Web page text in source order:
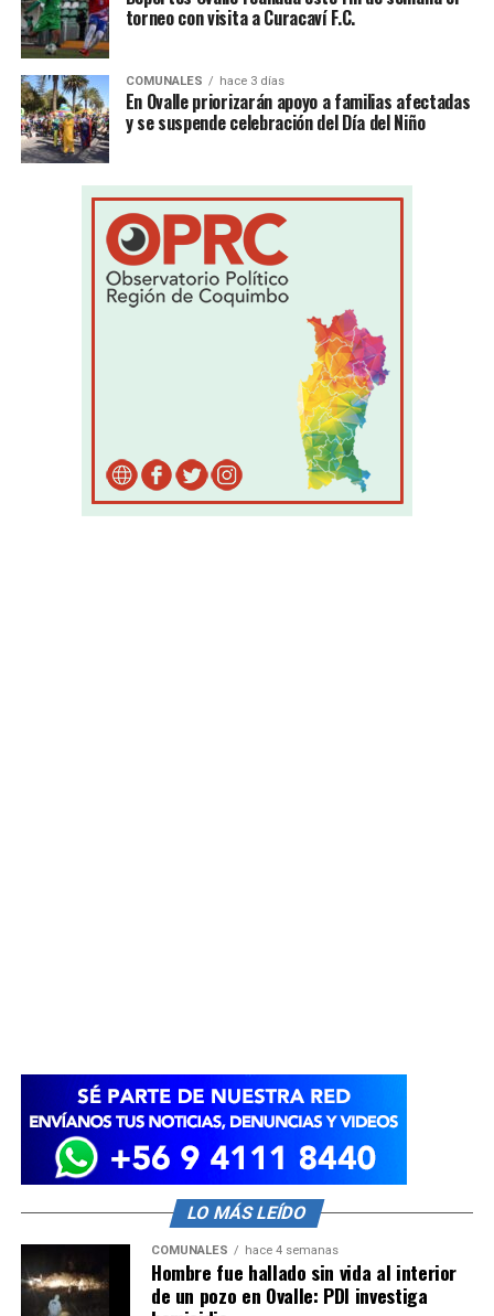
torneo con visita a Curacaví F.C.
COMUNALES hace 3 días
En Ovalle priorizarán apoyo a familias afectadas
y se suspende celebración del Día del Niño
LO MÁS LEÍDO
COMUNALES hace 4 semanas
Hombre fue hallado sin vida al interior
de un pozo en Ovalle: PDI investiga